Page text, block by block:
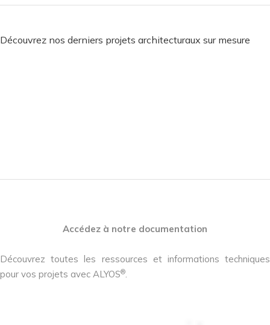
Découvrez nos derniers projets architecturaux sur mesure
Accédez à notre documentation
Découvrez toutes les ressources et informations techniques
pour vos projets avec ALYOS®.